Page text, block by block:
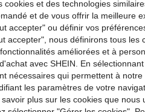
0,03€
1/2/3/4 pièces Louche d'égouttage d'huile en acier inoxydable, Cuillère passoire de friture, Pince d'égouttage d'huile alimentaire
Dès3,75€
cookies et des technologies
et de vous offrir la meilleure
accepter" ou définir vos
accepter", nous définirons tous
améliorées et à
avec SHEIN. En
nécessaires qui permettent à
les paramètres de votre
plus sur les cookies que